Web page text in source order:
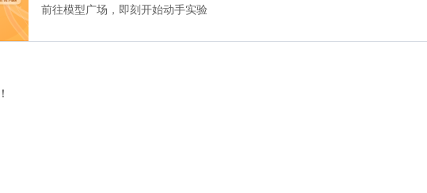
前往模型广场，即刻开始动手实验
！